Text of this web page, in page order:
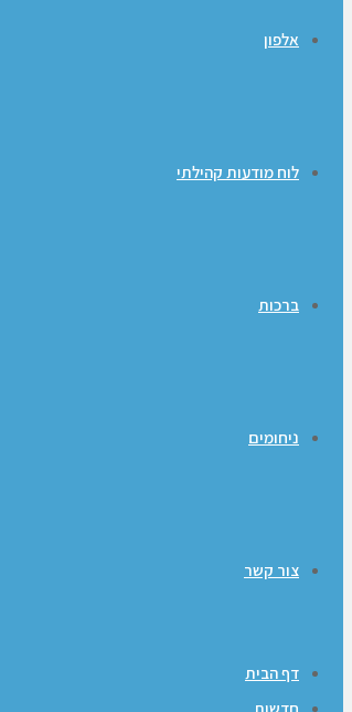
אלפון
לוח מודעות קהילתי
ברכות
ניחומים
צור קשר
דף הבית